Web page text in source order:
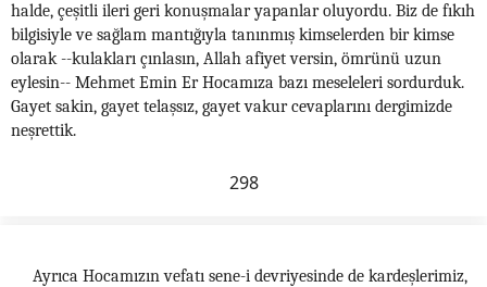
halde, çeşitli ileri geri konuşmalar yapanlar oluyordu. Biz de fıkıh
bilgisiyle ve sağlam mantığıyla tanınmış kimselerden bir kimse
olarak --kulakları çınlasın, Allah afiyet versin, ömrünü uzun
eylesin-- Mehmet Emin Er Hocamıza bazı meseleleri sordurduk.
Gayet sakin, gayet telaşsız, gayet vakur cevaplarını dergimizde
neşrettik.
298
Ayrıca Hocamızın vefatı sene-i devriyesinde de kardeşlerimiz,